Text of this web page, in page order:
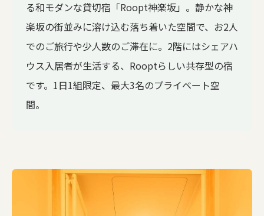
る和モダンな貸切宿「Roopt神楽坂」。静かな神
楽坂の街並みに溶け込む落ち着いた空間で、お2人
でのご旅行や少人数のご滞在に。2階にはシェアハ
ウス入居者が生活する、Rooptらしい共存型の宿
です。1日1組限定、最大3名のプライベート空
間。